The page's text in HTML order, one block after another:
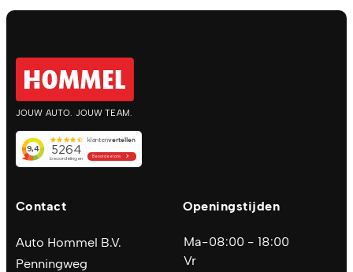
JOUW AUTO. JOUW TEAM.
Contact
Auto Hommel B.V.
Penningweg
Openingstijden
Ma-
Vr
08:00 - 18:00